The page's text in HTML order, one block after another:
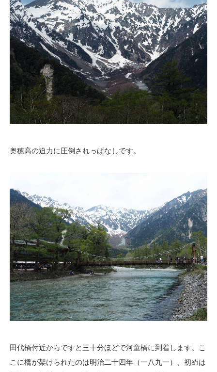
奥穂高の迫力に圧倒されっぱなしです。
田代橋付近からですと三十分ほどで河童橋に到着します。こ
こに橋が架けられたのは明治二十四年（一八九一）、初めは